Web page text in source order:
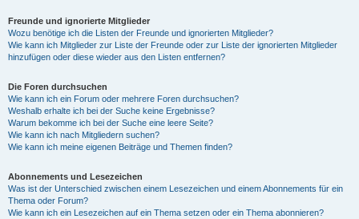
Freunde und ignorierte Mitglieder
Wozu benötige ich die Listen der Freunde und ignorierten Mitglieder?
Wie kann ich Mitglieder zur Liste der Freunde oder zur Liste der ignorierten Mitglieder
hinzufügen oder diese wieder aus den Listen entfernen?
Die Foren durchsuchen
Wie kann ich ein Forum oder mehrere Foren durchsuchen?
Weshalb erhalte ich bei der Suche keine Ergebnisse?
Warum bekomme ich bei der Suche eine leere Seite?
Wie kann ich nach Mitgliedern suchen?
Wie kann ich meine eigenen Beiträge und Themen finden?
Abonnements und Lesezeichen
Was ist der Unterschied zwischen einem Lesezeichen und einem Abonnements für ein
Thema oder Forum?
Wie kann ich ein Lesezeichen auf ein Thema setzen oder ein Thema abonnieren?